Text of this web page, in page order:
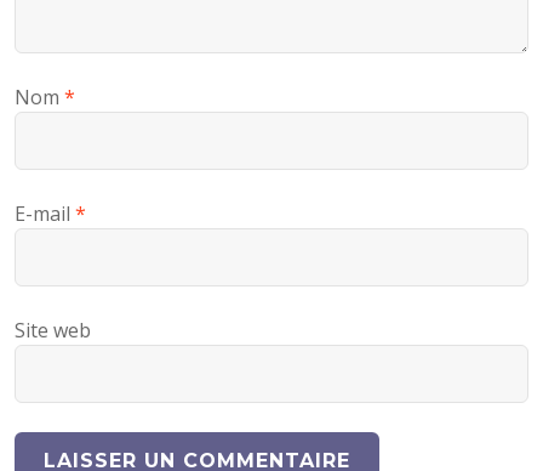
Nom *
E-mail *
Site web